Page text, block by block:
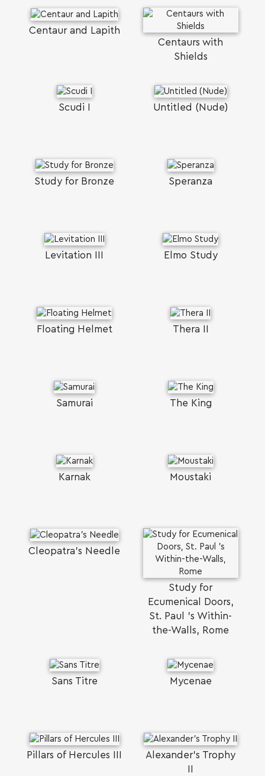
Centaur and Lapith
Centaurs with
Shields
Scudi I Untitled (Nude)
Study for Bronze Speranza
Levitation III Elmo Study
Floating Helmet Thera II
Samurai The King
Karnak Moustaki
Cleopatra's Needle
Study for
Ecumenical Doors,
St. Paul 's Within-
the-Walls, Rome
Sans Titre Mycenae
Pillars of Hercules III
Alexander's Trophy